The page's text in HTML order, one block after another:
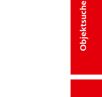
Objektsuche